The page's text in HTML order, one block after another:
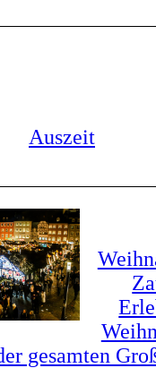
Auszeit
gesamten